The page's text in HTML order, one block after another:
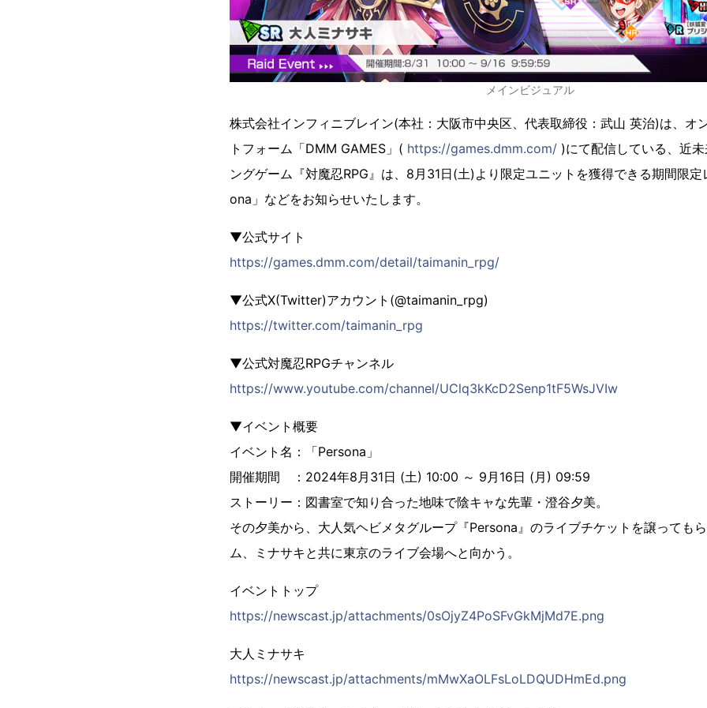
メインビジュアル
株式会社インフィニブレイン(本社：大阪市中央区、代表取締役：武山 英治)は、オ
トフォーム「DMM GAMES」( https://games.dmm.com/ )にて配信している、近
ングゲーム『対魔忍RPG』は、8月31日(土)より限定ユニットを獲得できる期間限
ona」などをお知らせいたします。
▼公式サイト
https://games.dmm.com/detail/taimanin_rpg/
▼公式X(Twitter)アカウント(@taimanin_rpg)
https://twitter.com/taimanin_rpg
▼公式対魔忍RPGチャンネル
https://www.youtube.com/channel/UClq3kKcD2Senp1tF5WsJVIw
▼イベント概要
イベント名：「Persona」
開催期間 ：2024年8月31日 (土) 10:00 ～ 9月16日 (月) 09:59
ストーリー：図書室で知り合った地味で陰キャな先輩・澄谷夕美。
その夕美から、大人気ヘビメタグループ『Persona』のライブチケットを譲っても
ム、ミナサキと共に東京のライブ会場へと向かう。
イベントトップ
https://newscast.jp/attachments/0sOjyZ4PoSFvGkMjMd7E.png
大人ミナサキ
https://newscast.jp/attachments/mMwXaOLFsLoLDQUDHmEd.png